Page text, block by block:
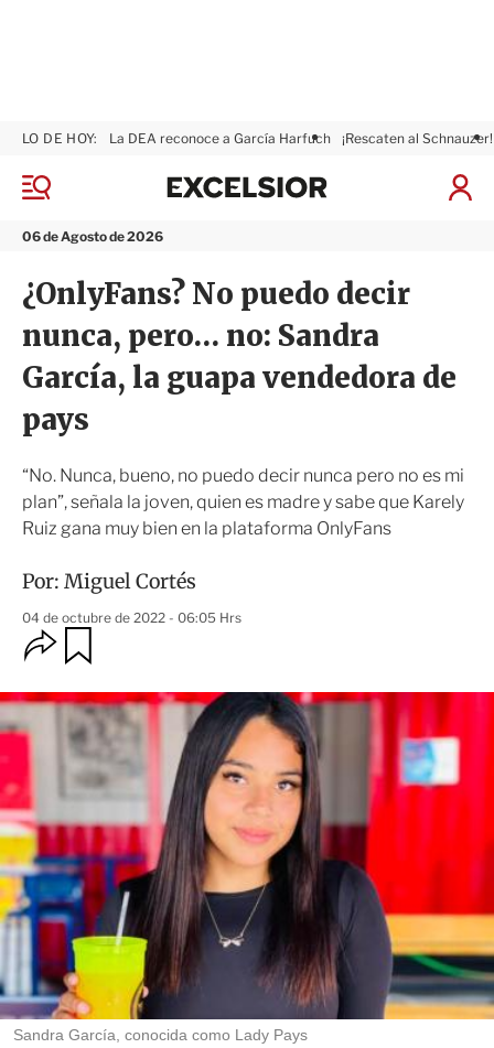
M
n
06 de Agosto de 2026
LO DE HOY: La DEA reconoce a García Harfuch ¡Rescaten al Schnauzer!
I
x
i
r
¿OnlyFans? No puedo decir
nunca, pero… no: Sandra
García, la guapa vendedora de
pays
“No. Nunca, bueno, no puedo decir nunca pero no es mi
plan”, señala la joven, quien es madre y sabe que Karely
Ruiz gana muy bien en la plataforma OnlyFans
Por: Miguel Cortés
04 de octubre de 2022 - 06:05 Hrs
O
p
i
o
d
e
c
o
m
p
a
t
i
r
r
d
Sandra García, conocida como Lady Pays